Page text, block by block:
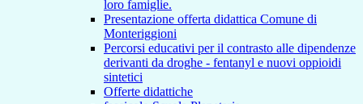
loro famiglie.
Presentazione offerta didattica Comune di
Monteriggioni
Percorsi educativi per il contrasto alle dipendenze
derivanti da droghe - fentanyl e nuovi oppioidi
sintetici
Offerte didattiche